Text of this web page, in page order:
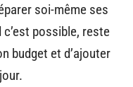
soi-même ses
c’est possible, reste
budget et d’ajouter